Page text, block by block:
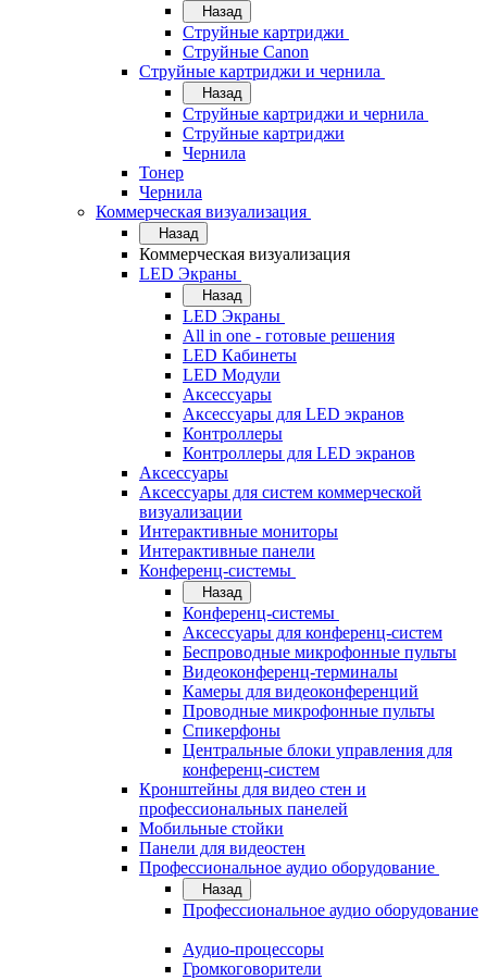
Назад
Струйные картриджи
Струйные Canon
Струйные картриджи и чернила
Назад
Струйные картриджи и чернила
Струйные картриджи
Чернила
Тонер
Чернила
Коммерческая визуализация
Назад
Коммерческая визуализация
LED Экраны
Назад
LED Экраны
All in one - готовые решения
LED Кабинеты
LED Модули
Аксессуары
Аксессуары для LED экранов
Контроллеры
Контроллеры для LED экранов
Аксессуары
Аксессуары для систем коммерческой
визуализации
Интерактивные мониторы
Интерактивные панели
Конференц-системы
Назад
Конференц-системы
Аксессуары для конференц-систем
Беспроводные микрофонные пульты
Видеоконференц-терминалы
Камеры для видеоконференций
Проводные микрофонные пульты
Спикерфоны
Центральные блоки управления для
конференц-систем
Кронштейны для видео стен и
профессиональных панелей
Мобильные стойки
Панели для видеостен
Профессиональное аудио оборудование
Назад
Профессиональное аудио оборудование
Аудио-процессоры
Громкоговорители